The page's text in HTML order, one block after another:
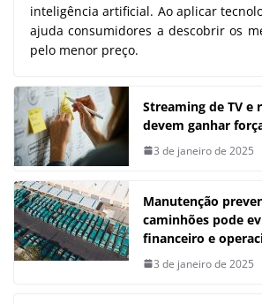
inteligência artificial. Ao aplicar
ajuda consumidores a descobrir os
pelo menor preço.
Streaming de TV e
devem ganhar
3 de janeiro de 2025
Manutenção
caminhões pode
financeiro e
3 de janeiro de 2025